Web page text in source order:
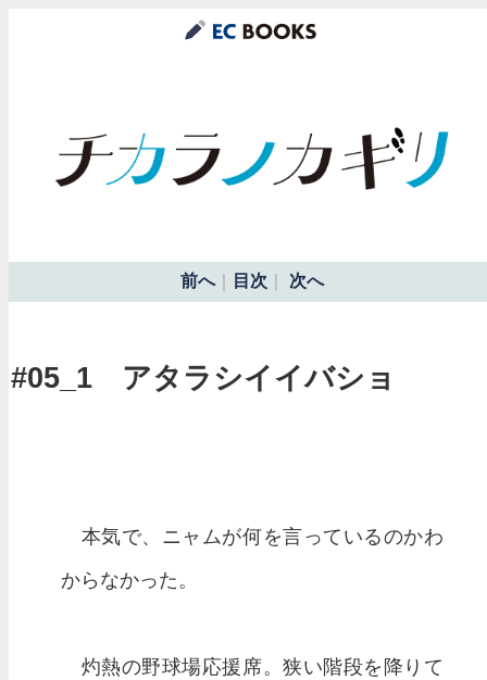
前へ｜ 目次 次へ
#05_1 アタラシイイバショ
本気で、ニャムが何を言っているのかわ
からなかった。
灼熱の野球場応援席。狭い階段を降りて